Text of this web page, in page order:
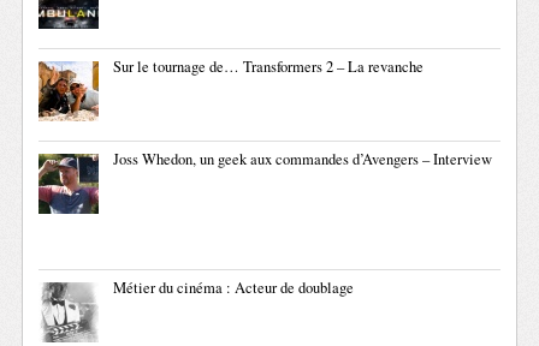
Sur le tournage de… Transformers 2 – La revanche
Joss Whedon, un geek aux commandes d’Avengers – Interview
Métier du cinéma : Acteur de doublage